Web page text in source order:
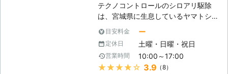
ロアリ全般 ・ゴキブリ ・チョウバエ
・ダニ ・ノミ ・ネズミ ・ハクビシン
・コウモリ ・ハト これらの被害でお
悩みなら、今すぐ当社までお電話をお
待ちしております。
テクノコントロールのシロアリ駆除
は、宮城県に生息しているヤマトシロ
アリに対して効果的な対策を取ること
が可能です。シロアリの被害は多岐に
わたりますが、中でも住宅の柱や筋交
いなど、木部への被害は甚大です。一
度建てれば長く住むことになりますか
目安料金 ー
定休日 土曜・日曜・祝日
営業時間 10:00～17:00
★★★★★ 3.9 （8）